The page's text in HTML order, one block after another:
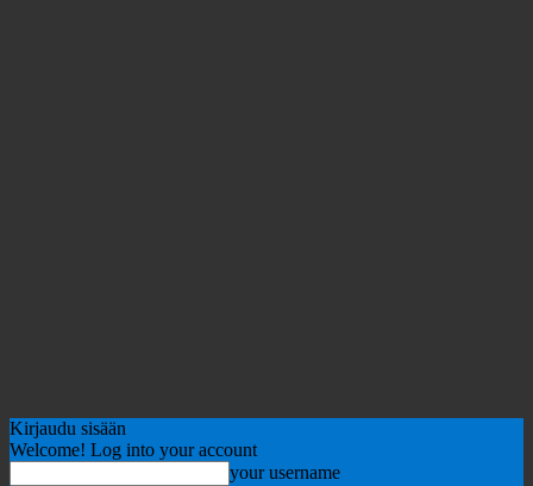
Kirjaudu sisään
Welcome! Log into your account
your username